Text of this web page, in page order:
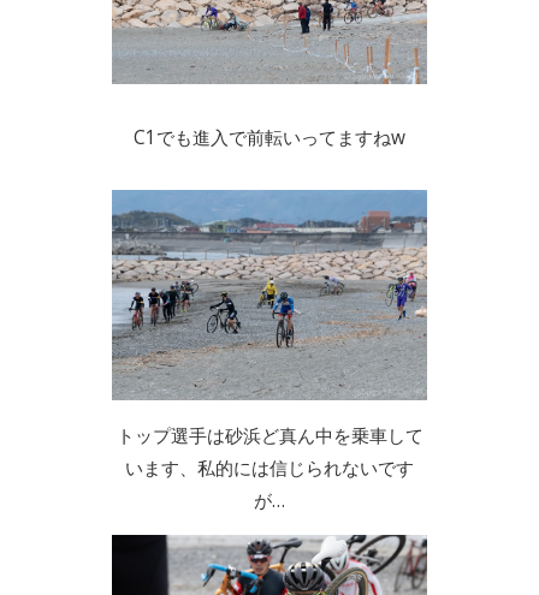
C1でも進入で前転いってますねw
トップ選手は砂浜ど真ん中を乗車して
います、私的には信じられないです
が…